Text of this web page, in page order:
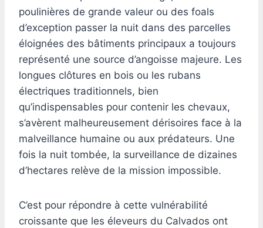
poulinières de grande valeur ou des foals
d’exception passer la nuit dans des parcelles
éloignées des bâtiments principaux a toujours
représenté une source d’angoisse majeure. Les
longues clôtures en bois ou les rubans
électriques traditionnels, bien
qu’indispensables pour contenir les chevaux,
s’avèrent malheureusement dérisoires face à la
malveillance humaine ou aux prédateurs. Une
fois la nuit tombée, la surveillance de dizaines
d’hectares relève de la mission impossible.
C’est pour répondre à cette vulnérabilité
croissante que les éleveurs du Calvados ont